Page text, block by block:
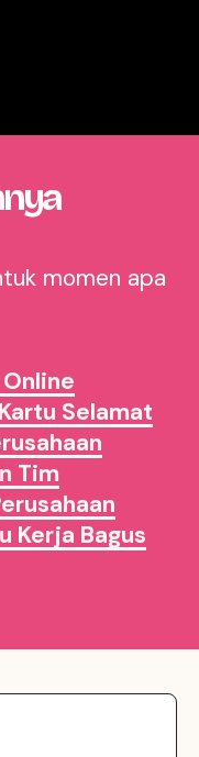
momen apa
Kartu Selamat
Tim
Kerja Bagus